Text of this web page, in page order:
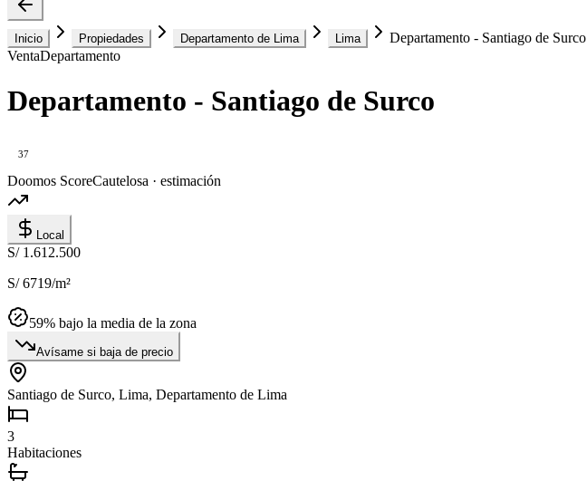
Inicio Propiedades Departamento de Lima Lima
Departamento - Santiago de Surco
VentaDepartamento
Departamento - Santiago de Surco
37
Doomos ScoreCautelosa · estimación
Local
S/ 1.612.500
S/ 6719/m²
59% bajo la media de la zona
Avísame si baja de precio
Santiago de Surco, Lima, Departamento de Lima
3
Habitaciones